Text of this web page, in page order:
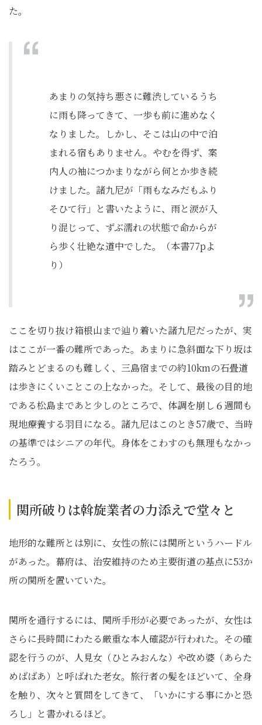
た。
あまりの気持ち悪さに難渋しているうち
に雨も降ってきて、一歩も前に進めなく
なりました。しかし、そこは山の中で泊
まれる宿もありません。やむを得ず、案
内人の袖につかまりながら何とか歩き続
けました。諸九尼が「雨もなみだもふり
そひて行」と書いたように、雨と涙が入
り混じって、ずぶ濡れの状態で命からが
ら歩く壮絶な道中でした。（本書77pよ
り）
ここを切り抜け箱根山まで辿り着いた諸九尼だったが、実
はここが一番の難所であった。あまりに急斜面な下り坂は
踏みとどまるのも難しく、三島宿までの約10kmの石畳道
は歩きにくいことこの上なかった。そして、最後の目的地
である松島まであと少しのところで、体調を崩し６週間も
現地療養する羽目になる。諸九尼はこのとき57歳で、当時
の基準ではシニアの年代。身体をこわすのも無理もなかっ
たろう。
関所破りは斡旋業者の力添えで堂々と
地形的な難所とは別に、女性の旅には関所というハードル
があった。幕府は、治安維持のため主要街道の基点に53か
所の関所を置いていた。
関所を通行するには、関所手形が必要であったが、女性は
さらに長時間にわたる厳重な本人確認が行われた。その確
認を行うのが、人見女（ひとみおんな）や改め婆（あらた
めばばあ）と呼ばれた老女。旅行者の髪をほどいて、全身
を触り、次々と質問をしてきて、「いかにする事にかと恐
ろし」と書かれるほど。